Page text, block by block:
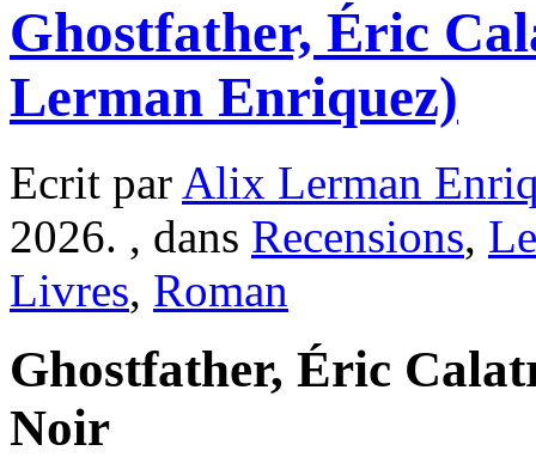
Ghostfather, Éric
Lerman Enriquez)
Ecrit par Alix Lerman
2026. , dans Recensions,
Livres, Roman
Ghostfather, Éric
Noir